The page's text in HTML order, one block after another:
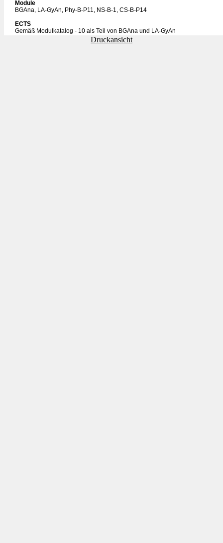
Module
BGAna, LA-GyAn, Phy-B-P11, NS-B-1, CS-B-P14
ECTS
Gemäß Modulkatalog - 10 als Teil von BGAna und LA-GyAn
Druckansicht